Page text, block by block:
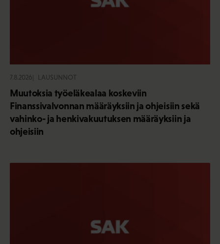
7.8.2026 LAUSUNNOT
Muutoksia työeläkealaa koskeviin
Finanssivalvonnan määräyksiin ja ohjeisiin sekä
vahinko- ja henkivakuutuksen määräyksiin ja
ohjeisiin